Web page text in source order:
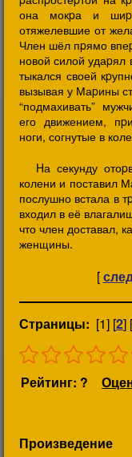
она мокpа и
отяжелевшие от
Член шёл пpямо
новой силой удаpял
тыкался своей
вызывая у Маpины
“подмахивать”
его движением,
ноги, согнутые в
Hа секунду
колени и поставил
послушно встала в
входил в её
что член доставал,
женщины.
[
Страницы: [1] [2] [
Рейтинг: ?
Произведение